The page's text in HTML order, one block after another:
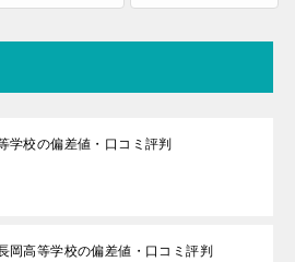
学校の偏差値・口コミ評判
岡高等学校の偏差値・口コミ評判